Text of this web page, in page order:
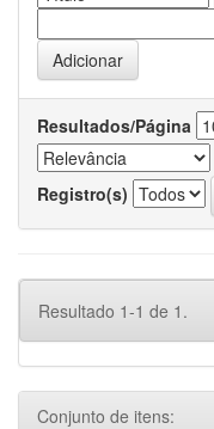
Resultados/Página
Registro(s)
Resultado 1-1 de 1.
Conjunto de itens: